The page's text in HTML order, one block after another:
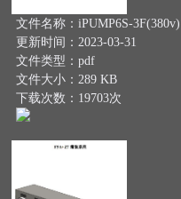
文件名称：iPUMP6S-3F(380v)
更新时间：2023-03-31
文件类型：pdf
文件大小：289 KB
下载次数：19703次